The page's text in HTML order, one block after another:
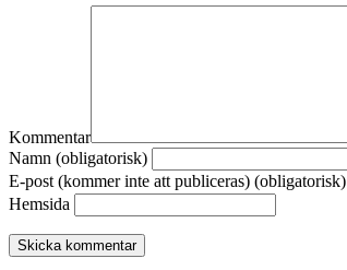
Kommentar
Namn (obligatorisk)
E-post (kommer inte att publiceras) (obligatorisk)
Hemsida